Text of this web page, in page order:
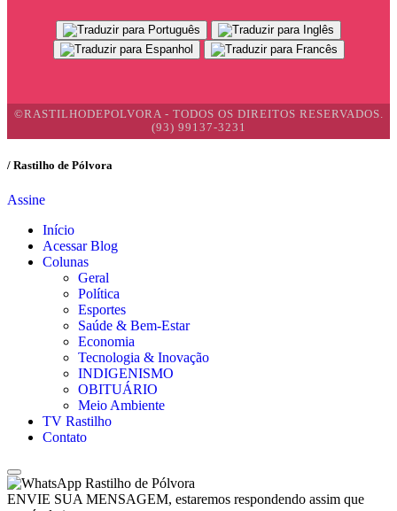
©RASTILHODEPOLVORA - TODOS OS DIREITOS RESERVADOS.
(93) 99137-3231
/ Rastilho de Pólvora
Assine
Início
Acessar Blog
Colunas
Geral
Política
Esportes
Saúde & Bem-Estar
Economia
Tecnologia & Inovação
INDIGENISMO
OBITUÁRIO
Meio Ambiente
TV Rastilho
Contato
Rastilho de Pólvora
ENVIE SUA MENSAGEM, estaremos respondendo assim que